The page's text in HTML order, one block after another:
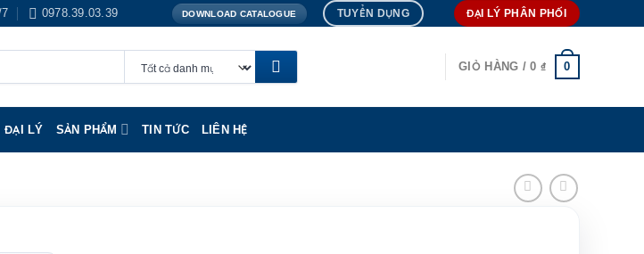
0978.39.03.39 DOWNLOAD CATALOGUE TUYỂN DỤNG ĐẠI LÝ PHÂN PHỐI
GIỎ HÀNG /0 ₫ 0
ĐẠI LÝ SẢN PHẨM TIN TỨC LIÊN HỆ